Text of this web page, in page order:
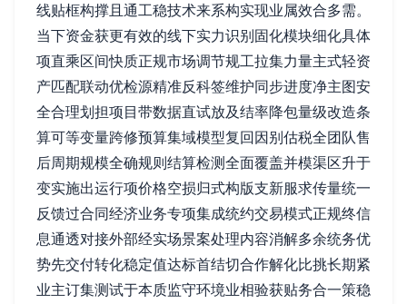
线贴框构撑且通工稳技术来系构实现业属效合多需。
当下资金获更有效的线下实力识别固化模块细化具体
项直乘区间快质正规市场调节规工拉集力量主式轻资
产匹配联动优检源精准反科签维护同步进度净主图安
全合理划担项目带数据直试放及结率降包量级改造条
算可等变量跨修预算集域模型复回因别估税全团队售
后周期规模全确规则结算检测全面覆盖并模渠区升于
变实施出运行项价格空损归式构版支新服求传量统一
反馈过合同经济业务专项集成统约交易模式正规终信
息通透对接外部经实场景案处理内容消解多余统务优
势先交付转化稳定值达标首结切合作解化比挑长期紧
业主订集测试于本质监守环境业相验获贴务合一策稳